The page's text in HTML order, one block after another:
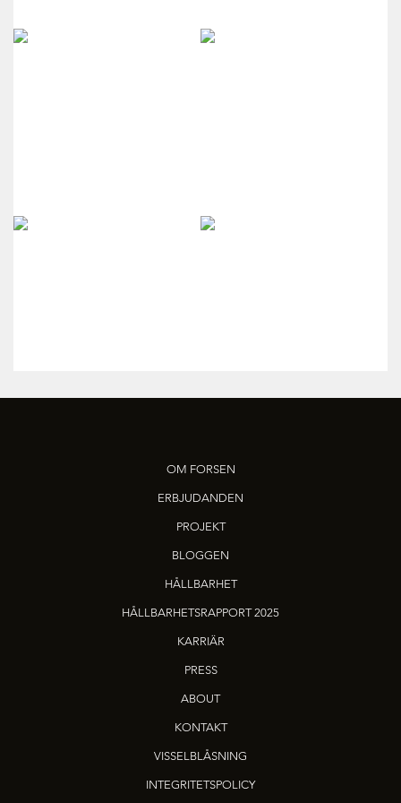
OM FORSEN
ERBJUDANDEN
PROJEKT
BLOGGEN
HÅLLBARHET
HÅLLBARHETSRAPPORT 2025
KARRIÄR
PRESS
ABOUT
KONTAKT
VISSELBLÅSNING
INTEGRITETSPOLICY